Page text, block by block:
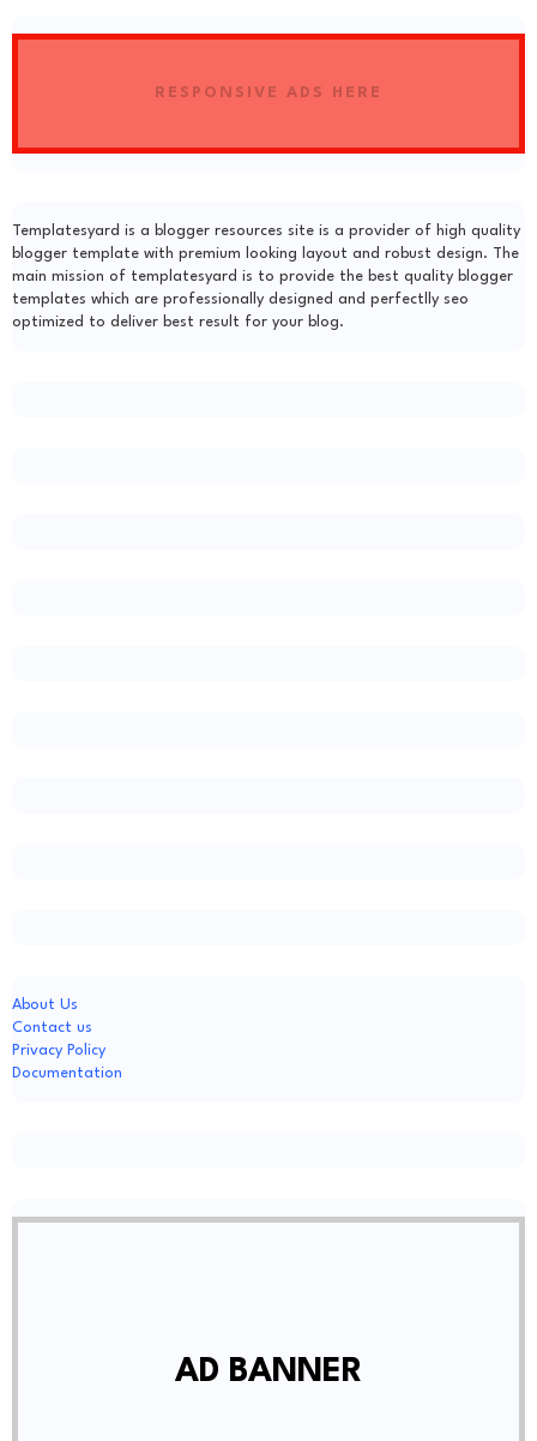
RESPONSIVE ADS HERE
Templatesyard is a blogger resources site is a provider of high quality
blogger template with premium looking layout and robust design. The
main mission of templatesyard is to provide the best quality blogger
templates which are professionally designed and perfectlly seo
optimized to deliver best result for your blog.
About Us
Contact us
Privacy Policy
Documentation
AD BANNER